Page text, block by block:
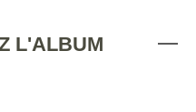
L'ALBUM